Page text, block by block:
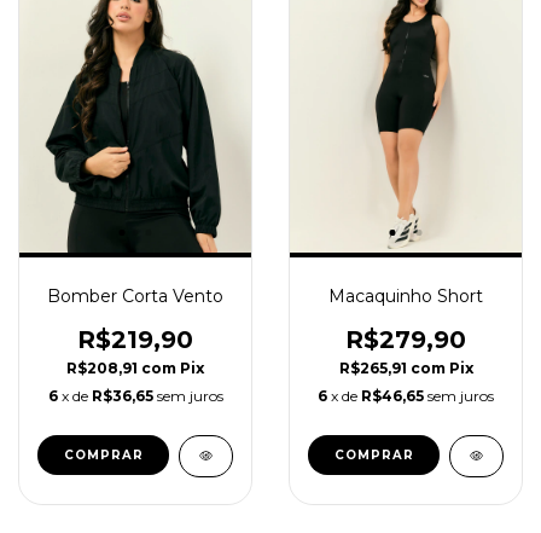
Bomber Corta Vento
R$219,90
R$208,91 com Pix
6 x de R$36,65 sem juros
COMPRAR
Macaquinho Short
R$279,90
R$265,91 com Pix
6 x de R$46,65 sem juros
COMPRAR